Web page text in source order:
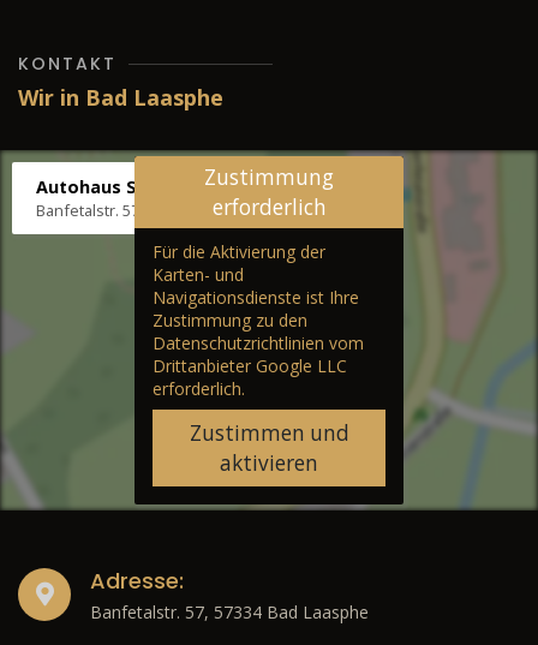
KONTAKT
Wir in Bad Laasphe
Autohaus Stenger
Banfetalstr. 57, 57334 Bad Laasphe
Zustimmung
erforderlich
Für die Aktivierung der
Karten- und
Navigationsdienste ist Ihre
Zustimmung zu den
Datenschutzrichtlinien vom
Drittanbieter Google LLC
erforderlich.
Zustimmen und
aktivieren
Adresse:
Banfetalstr. 57, 57334 Bad Laasphe